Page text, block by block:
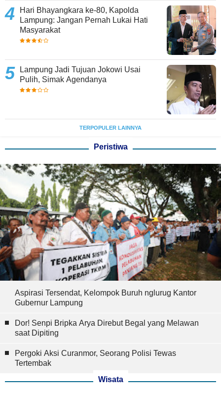
Hari Bhayangkara ke-80, Kapolda
Lampung: Jangan Pernah Lukai Hati
Masyarakat
Lampung Jadi Tujuan Jokowi Usai
Pulih, Simak Agendanya
TERPOPULER LAINNYA
Peristiwa
Aspirasi Tersendat, Kelompok Buruh nglurug Kantor
Gubernur Lampung
Dor! Senpi Bripka Arya Direbut Begal yang Melawan
saat Dipiting
Pergoki Aksi Curanmor, Seorang Polisi Tewas
Tertembak
Wisata